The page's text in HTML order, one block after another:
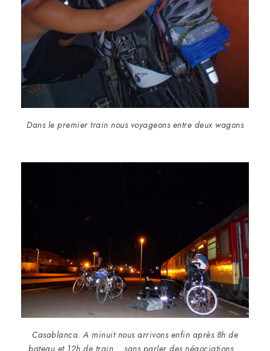
Dans le premier train nous voyageons entre deux wagons
Casablanca. A minuit nous arrivons enfin après 8h de
bateau et 12h de train... sans parler des négociations...